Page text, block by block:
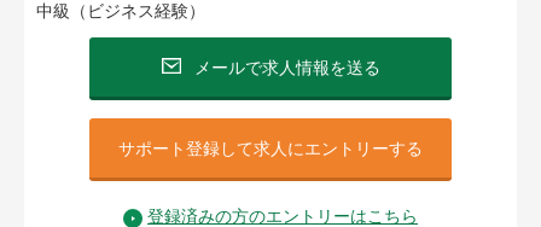
中級（ビジネス経験）
メールで求人情報を送る
サポート登録して求人にエントリーする
登録済みの方のエントリーはこちら